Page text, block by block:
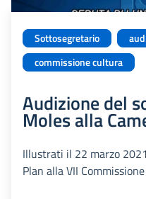
Sottosegretario
commissione cultura
Audizione del
Moles alla
Illustrati il 22 marzo
Plan alla VII